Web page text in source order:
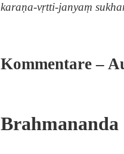
karaṇa-vṛtti-janyaṃ
Kommentare –
Brahmananda